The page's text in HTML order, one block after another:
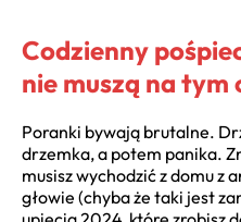
Codzienny
nie muszą na tym
Poranki bywają brutalne.
drzemka, a potem panika.
musisz wychodzić z domu z
głowie (chyba że taki jest